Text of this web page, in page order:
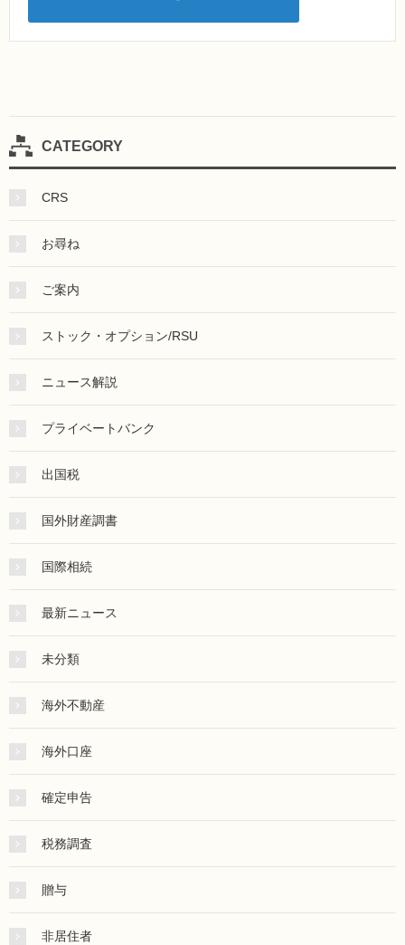
CATEGORY
CRS
お尋ね
ご案内
ストック・オプション/RSU
ニュース解説
プライベートバンク
出国税
国外財産調書
国際相続
最新ニュース
未分類
海外不動産
海外口座
確定申告
税務調査
贈与
非居住者